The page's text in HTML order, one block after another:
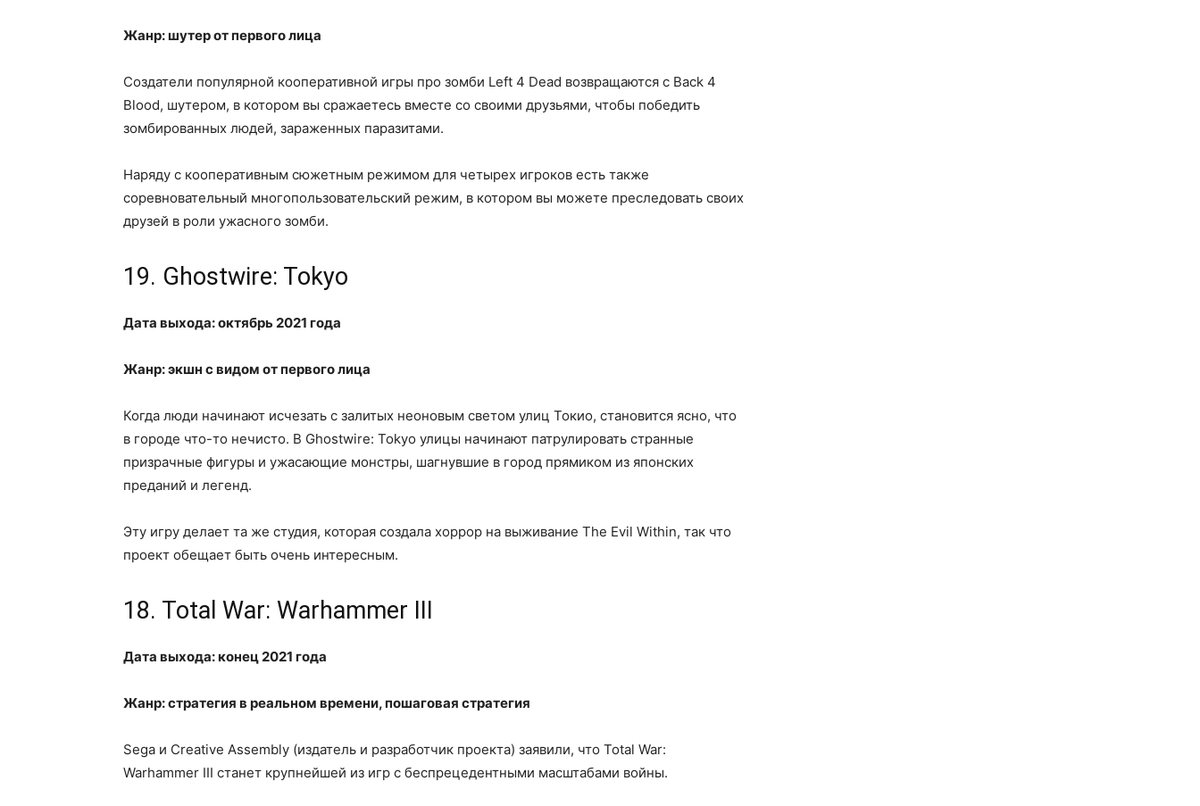
Жанр: шутер от первого лица
Создатели популярной кооперативной игры про зомби Left 4 Dead возвращаются с Back 4
Blood, шутером, в котором вы сражаетесь вместе со своими друзьями, чтобы победить
зомбированных людей, зараженных паразитами.
Наряду с кооперативным сюжетным режимом для четырех игроков есть также
соревновательный многопользовательский режим, в котором вы можете преследовать своих
друзей в роли ужасного зомби.
19. Ghostwire: Tokyo
Дата выхода: октябрь 2021 года
Жанр: экшн с видом от первого лица
Когда люди начинают исчезать с залитых неоновым светом улиц Токио, становится ясно, что
в городе что-то нечисто. В Ghostwire: Tokyo улицы начинают патрулировать странные
призрачные фигуры и ужасающие монстры, шагнувшие в город прямиком из японских
преданий и легенд.
Эту игру делает та же студия, которая создала хоррор на выживание The Evil Within, так что
проект обещает быть очень интересным.
18. Total War: Warhammer III
Дата выхода: конец 2021 года
Жанр: стратегия в реальном времени, пошаговая стратегия
Sega и Creative Assembly (издатель и разработчик проекта) заявили, что Total War:
Warhammer III станет крупнейшей из игр с беспрецедентными масштабами войны.